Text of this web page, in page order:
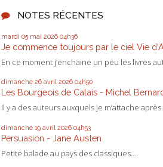
NOTES RÉCENTES
mardi 05 mai 2026 04h36
Je commence toujours par le ciel Vie
En ce moment j’enchaine un peu les livres
dimanche 26 avril 2026 04h50
Les Bourgeois de Calais - Michel
Il y a des auteurs auxquels je m’attache
dimanche 19 avril 2026 04h53
Persuasion - Jane Austen
Petite balade au pays des classiques....